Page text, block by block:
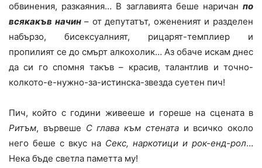
обвинения, разкаяния… В заглавията беше наричан по
всякакъв начин– от депутатът, ожененият и разделен
набързо, бисексуалният, рицарят-темплиер и
пропилият се до смърт алкохолик… Аз обаче искам днес
да си го спомня такъв – красив, талантлив и точно-
колкото-е-нужно-за-истинска-звезда суетен пич!
Пич, който с години живееше и гореше на сцената в
Ритъм, вървеше С глава към стенатаи всичко около
него беше с вкус на Секс, наркотици и рок-енд-рол…
Нека бъде светла паметта му!